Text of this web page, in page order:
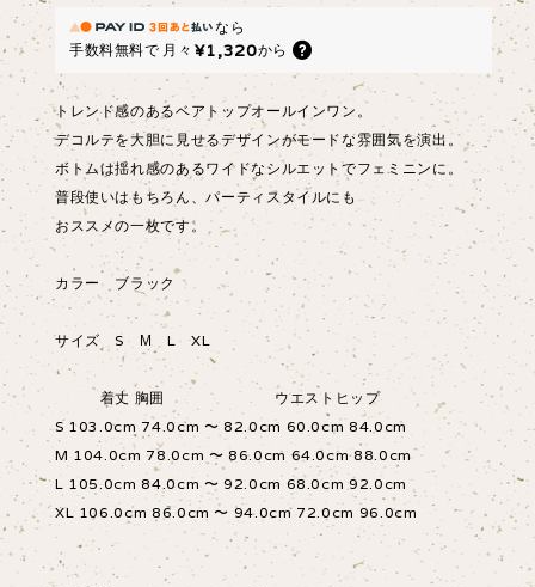
なら
手数料無料で 月々 ¥1,320から
トレンド感のあるベアトップオールインワン。
デコルテを大胆に見せるデザインがモードな雰囲気を演出。
ボトムは揺れ感のあるワイドなシルエットでフェミニンに。
普段使いはもちろん、パーティスタイルにも
おススメの一枚です。
カラー ブラック
サイズ S М L XL
着丈 胸囲 ウエストヒップ
S 103.0cm 74.0cm 〜 82.0cm 60.0cm 84.0cm
M 104.0cm 78.0cm 〜 86.0cm 64.0cm 88.0cm
L 105.0cm 84.0cm 〜 92.0cm 68.0cm 92.0cm
XL 106.0cm 86.0cm 〜 94.0cm 72.0cm 96.0cm